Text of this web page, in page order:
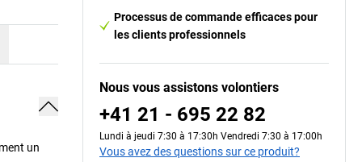
un
Processus de commande efficaces pour
les clients professionnels
Nous vous assistons volontiers
+41 21 - 695 22 82
Lundi à jeudi 7:30 à 17:30h Vendredi 7:30 à 17:00h
Vous avez des questions sur ce produit?